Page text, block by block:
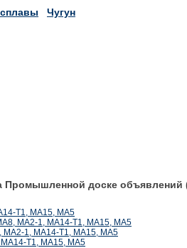
Чугун
Промышленной доске объявлений
Т1, МА15, МА5
МА8, МА2-1, МА14-Т1, МА15, МА5
МА2-1, МА14-Т1, МА15, МА5
МА14-Т1, МА15, МА5